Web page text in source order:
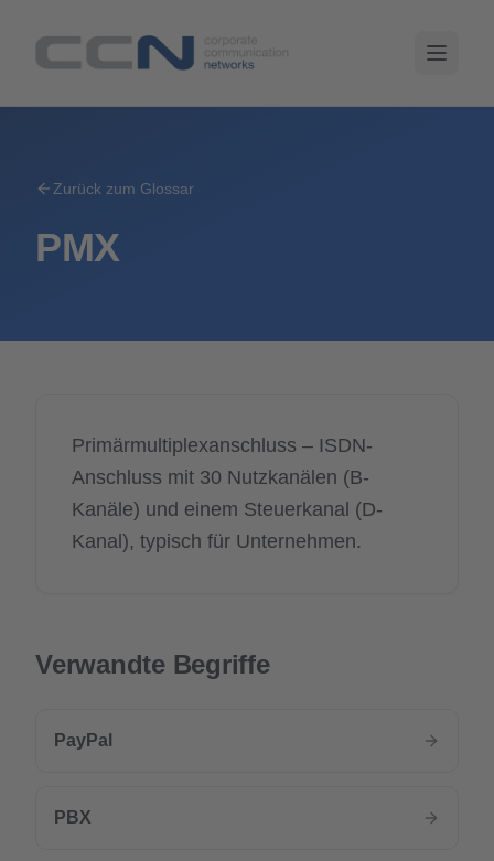
Zurück zum Glossar
PMX
Primärmultiplexanschluss – ISDN-
Anschluss mit 30 Nutzkanälen (B-
Kanäle) und einem Steuerkanal (D-
Kanal), typisch für Unternehmen.
Verwandte Begriffe
PayPal
PBX